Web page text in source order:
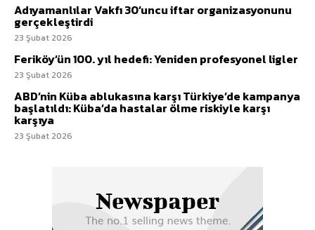
Adıyamanlılar Vakfı 30’uncu iftar organizasyonunu
gerçekleştirdi
23 Şubat 2026
Feriköy’ün 100. yıl hedefi: Yeniden profesyonel ligler
23 Şubat 2026
ABD’nin Küba ablukasına karşı Türkiye’de kampanya
başlatıldı: Küba’da hastalar ölme riskiyle karşı
karşıya
23 Şubat 2026